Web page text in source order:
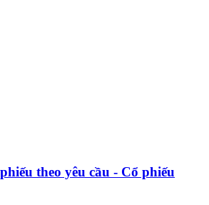
theo yêu cầu - Cổ phiếu